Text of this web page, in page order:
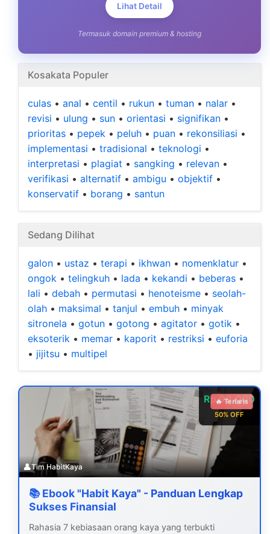
Lihat Detail
Termasuk domain premium & hosting
Kosakata Populer
culas • anal • centil • rukun • tuman • nalar •
revisi • ulung • sun • orientasi • signifikan •
prioritas • pepek • peluh • puan • rekonsiliasi •
implementasi • tradisional • teknologi •
interpretasi • plagiat • sangking • relevan •
verifikasi • alternatif • ambigu • objektif •
konservatif • borang • santun
Sedang Dilihat
galon • ustaz • terapi • ikhwan • nomenklatur •
ongok • telingkuh • lada • kekandi • beberas •
lali • debah • permutasi • henoteisme • seolah-
olah • maksimal • tanjul • embuh • minyak
sitronela • gotun • gotong • agitator • gotik •
eksoterik • memar • kaporit • restriksi • euforia
• jijitsu • multipel
Rp 99.000
50% OFF
🔥 Terlaris
👤Tim HabitKaya
📚 Ebook "Habit Kaya" - Panduan Lengkap
Sukses Finansial
Rahasia 7 kebiasaan orang kaya yang terbukti